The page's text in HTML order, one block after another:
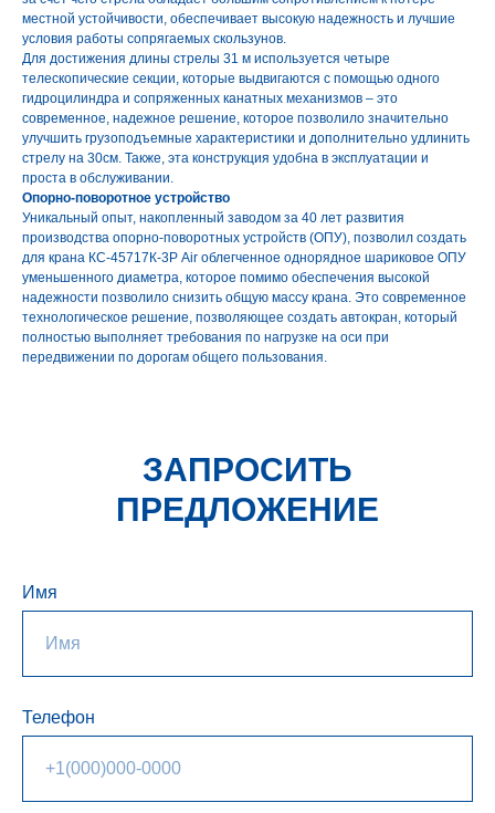
местной устойчивости, обеспечивает высокую надежность и лучшие
условия работы сопрягаемых скользунов.
Для достижения длины стрелы 31 м используется четыре
телескопические секции, которые выдвигаются с помощью одного
гидроцилиндра и сопряженных канатных механизмов – это
современное, надежное решение, которое позволило значительно
улучшить грузоподъемные характеристики и дополнительно удлинить
стрелу на 30см. Также, эта конструкция удобна в эксплуатации и
проста в обслуживании.
Опорно-поворотное устройство
Уникальный опыт, накопленный заводом за 40 лет развития
производства опорно-поворотных устройств (ОПУ), позволил создать
для крана КС-45717К-3Р Air облегченное однорядное шариковое ОПУ
уменьшенного диаметра, которое помимо обеспечения высокой
надежности позволило снизить общую массу крана. Это современное
технологическое решение, позволяющее создать автокран, который
полностью выполняет требования по нагрузке на оси при
передвижении по дорогам общего пользования.
ЗАПРОСИТЬ
ПРЕДЛОЖЕНИЕ
Имя
Телефон